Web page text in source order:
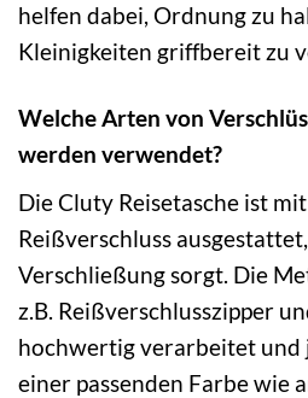
helfen dabei, Ordnung zu
Kleinigkeiten griffbereit zu
Welche Arten von
werden verwendet?
Die Cluty Reisetasche ist
Reißverschluss
Verschließung sorgt. Die
z.B. Reißverschlusszipper
hochwertig verarbeitet und
einer passenden Farbe wie